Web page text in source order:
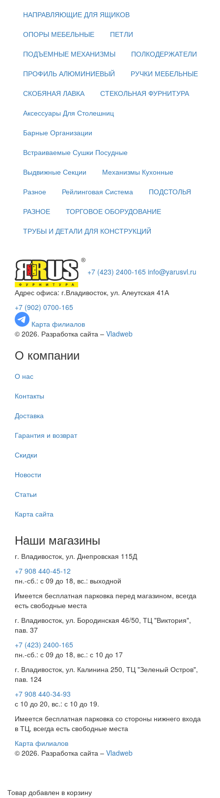
НАПРАВЛЯЮЩИЕ ДЛЯ ЯЩИКОВ
ОПОРЫ МЕБЕЛЬНЫЕ
ПЕТЛИ
ПОДЪЕМНЫЕ МЕХАНИЗМЫ
ПОЛКОДЕРЖАТЕЛИ
ПРОФИЛЬ АЛЮМИНИЕВЫЙ
РУЧКИ МЕБЕЛЬНЫЕ
СКОБЯНАЯ ЛАВКА
СТЕКОЛЬНАЯ ФУРНИТУРА
Аксессуары Для Столешниц
Барные Организации
Встраиваемые Сушки Посудные
Выдвижные Секции
Механизмы Кухонные
Разное
Рейлинговая Система
ПОДСТОЛЬЯ
РАЗНОЕ
ТОРГОВОЕ ОБОРУДОВАНИЕ
ТРУБЫ И ДЕТАЛИ ДЛЯ КОНСТРУКЦИЙ
+7 (423) 2400-165 info@yarusvl.ru
Адрес офиса: г.Владивосток, ул. Алеутская 41А
+7 (902) 0700-165
Карта филиалов
© 2026. Разработка сайта – Vladweb
О компании
О нас
Контакты
Доставка
Гарантия и возврат
Скидки
Новости
Статьи
Карта сайта
Наши магазины
г. Владивосток, ул. Днепровская 115Д
+7 908 440-45-12
пн.-сб.: с 09 до 18, вс.: выходной
Имеется бесплатная парковка перед магазином, всегда
есть свободные места
г. Владивосток, ул. Бородинская 46/50, ТЦ "Виктория",
пав. 37
+7 (423) 2400-165
пн.-сб.: с 09 до 18, вс.: с 10 до 17
г. Владивосток, ул. Калинина 250, ТЦ "Зеленый Остров",
пав. 124
+7 908 440-34-93
с 10 до 20, вс.: с 10 до 19.
Имеется бесплатная парковка со стороны нижнего входа
в ТЦ, всегда есть свободные места
Карта филиалов
© 2026. Разработка сайта – Vladweb
Товар добавлен в корзину